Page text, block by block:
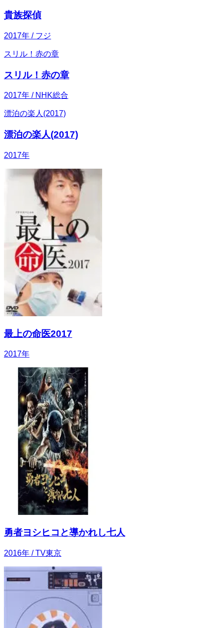
貴族探偵
2017年 / フジ
スリル！赤の章
スリル！赤の章
2017年 / NHK総合
漂泊の楽人(2017)
漂泊の楽人(2017)
2017年
最上の命医2017
2017年
勇者ヨシヒコと導かれし七人
2016年 / TV東京